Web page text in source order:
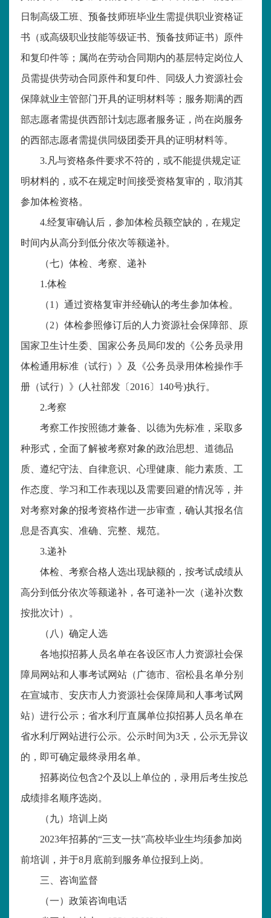
日制高级工班、预备技师班毕业生需提供职业资格证
书（或高级职业技能等级证书、预备技师证书）原件
和复印件等；属尚在劳动合同期内的基层特定岗位人
员需提供劳动合同原件和复印件、同级人力资源社会
保障就业主管部门开具的证明材料等；服务期满的西
部志愿者需提供西部计划志愿者服务证，尚在岗服务
的西部志愿者需提供同级团委开具的证明材料等。
3.凡与资格条件要求不符的，或不能提供规定证
明材料的，或不在规定时间接受资格复审的，取消其
参加体检资格。
4.经复审确认后，参加体检员额空缺的，在规定
时间内从高分到低分依次等额递补。
（七）体检、考察、递补
1.体检
（1）通过资格复审并经确认的考生参加体检。
（2）体检参照修订后的人力资源社会保障部、原
国家卫生计生委、国家公务员局印发的《公务员录用
体检通用标准（试行）》及《公务员录用体检操作手
册（试行）》(人社部发〔2016〕140号)执行。
2.考察
考察工作按照德才兼备、以德为先标准，采取多
种形式，全面了解被考察对象的政治思想、道德品
质、遵纪守法、自律意识、心理健康、能力素质、工
作态度、学习和工作表现以及需要回避的情况等，并
对考察对象的报考资格作进一步审查，确认其报名信
息是否真实、准确、完整、规范。
3.递补
体检、考察合格人选出现缺额的，按考试成绩从
高分到低分依次等额递补，各可递补一次（递补次数
按批次计）。
（八）确定人选
各地拟招募人员名单在各设区市人力资源社会保
障局网站和人事考试网站（广德市、宿松县名单分别
在宣城市、安庆市人力资源社会保障局和人事考试网
站）进行公示；省水利厅直属单位拟招募人员名单在
省水利厅网站进行公示。公示时间为3天，公示无异议
的，即可确定最终录用名单。
招募岗位包含2个及以上单位的，录用后考生按总
成绩排名顺序选岗。
（九）培训上岗
2023年招募的“三支一扶”高校毕业生均须参加岗
前培训，并于8月底前到服务单位报到上岗。
三、咨询监督
（一）政策咨询电话